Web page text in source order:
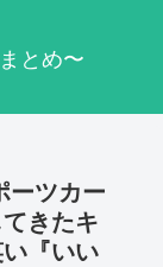
とめ〜
ーツカー
きたキ
『いい